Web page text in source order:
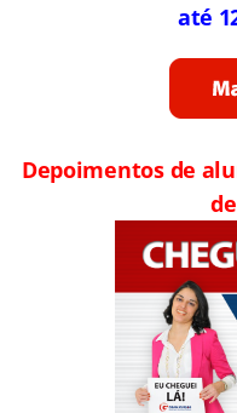
até
Depoimentos de